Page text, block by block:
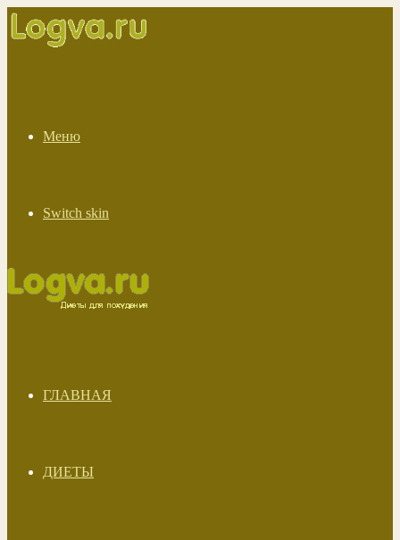
Меню
Switch skin
ГЛАВНАЯ
ДИЕТЫ